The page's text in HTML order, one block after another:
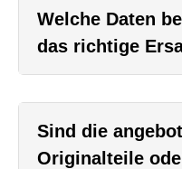
Welche Daten
das richtige
Sind die
Originalteile